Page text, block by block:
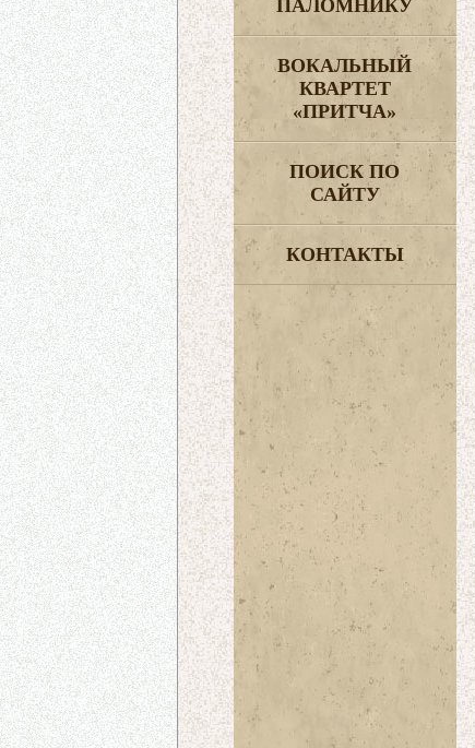
ПАЛОМНИКУ
ВОКАЛЬНЫЙ
КВАРТЕТ
«ПРИТЧА»
ПОИСК ПО
САЙТУ
КОНТАКТЫ